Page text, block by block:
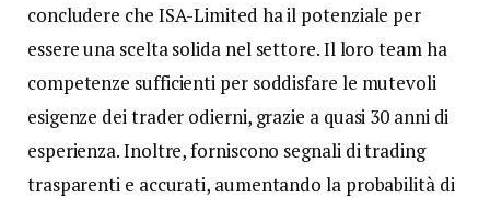
concludere che ISA-Limited ha il potenziale per
essere una scelta solida nel settore. Il loro team ha
competenze sufficienti per soddisfare le mutevoli
esigenze dei trader odierni, grazie a quasi 30 anni di
esperienza. Inoltre, forniscono segnali di trading
trasparenti e accurati, aumentando la probabilità di